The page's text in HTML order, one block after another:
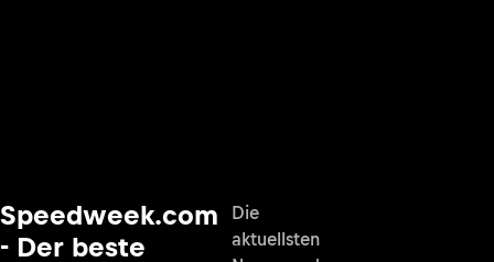
Speedweek.com
- Der beste
Die
aktuellsten